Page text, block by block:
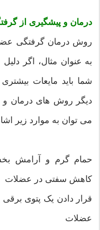
درمان و پیشگیری از
روش درمان گرفتگی
به عنوان مثال، اگر
شما باید مایعات
دیگر روش های درمان و
می توان به موارد زیر
حمام گرم و آرامش
کاهش سفتی در عضلات
قرار دادن یک پتوی
عضلات